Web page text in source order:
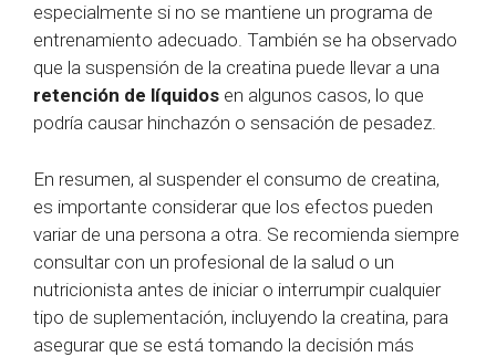
especialmente si no se mantiene un programa de
entrenamiento adecuado. También se ha observado
que la suspensión de la creatina puede llevar a una
retención de líquidos en algunos casos, lo que
podría causar hinchazón o sensación de pesadez.
En resumen, al suspender el consumo de creatina,
es importante considerar que los efectos pueden
variar de una persona a otra. Se recomienda siempre
consultar con un profesional de la salud o un
nutricionista antes de iniciar o interrumpir cualquier
tipo de suplementación, incluyendo la creatina, para
asegurar que se está tomando la decisión más